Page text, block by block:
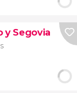
y Segovia